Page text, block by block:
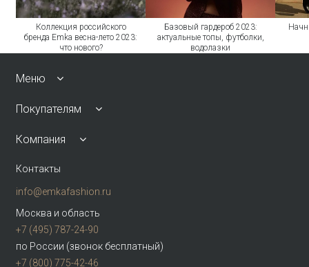
Коллекция российского
бренда Emka весна-лето 2023:
что нового?
Базовый гардероб 2023:
актуальные топы, футболки,
водолазки
Меню
Покупателям
Компания
Контакты
info@emkafashion.ru
Москва и область
+7 (495) 787-24-90
по России (звонок бесплатный)
+7 (800) 775-42-46